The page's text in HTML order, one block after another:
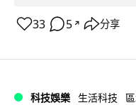
33 5 ↗ 分享
科技娛樂 生活科技